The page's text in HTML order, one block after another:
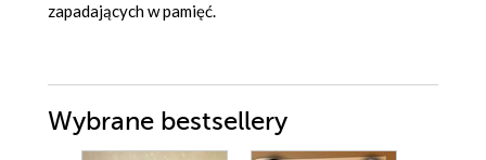
zapadających w pamięć.
Wybrane bestsellery